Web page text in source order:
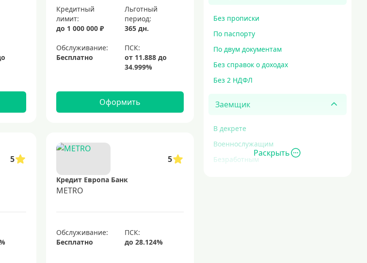
Без прописки
По паспорту
По двум документам
Без справок о доходах
Без 2 НДФЛ
Заемщик
В декрете
Военнослужащим
Безработным
Раскрыть
Кредитный
лимит:
до 1 000 000 ₽
Льготный
период:
365 дн.
Обслуживание:
Бесплатно
Оформить
5 5
Кредит Европа Банк
METRO
Обслуживание:
Бесплатно